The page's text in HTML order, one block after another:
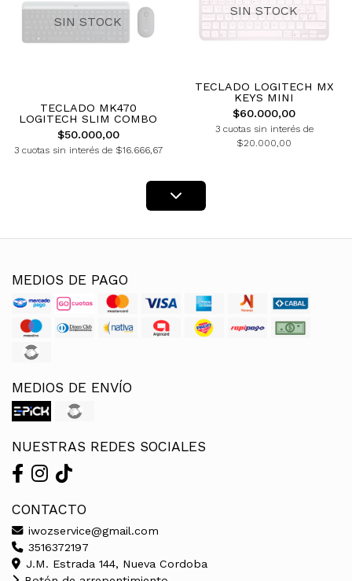
SIN STOCK
TECLADO MK470
LOGITECH SLIM COMBO
$50.000,00
3 cuotas sin interés de $16.666,67
SIN STOCK
TECLADO LOGITECH MX
KEYS MINI
$60.000,00
3 cuotas sin interés de
$20.000,00
MEDIOS DE PAGO
MEDIOS DE ENVÍO
NUESTRAS REDES SOCIALES
CONTACTO
iwozservice@gmail.com
3516372197
J.M. Estrada 144, Nueva Cordoba